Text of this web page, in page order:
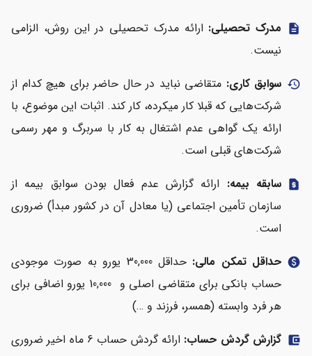
description مدرک تحصیلی: ارائه مدرک تحصیلی در این روش، الزامی
نیست.
history سوابق کاری: متقاضی نباید در حال حاضر برای هیچ کدام از
شرکت‌هایی که قبلا کار میکرده، کار کند. اثبات این موضوع، با
ارائه یک گواهی عدم اشتغال به کار با سربرگ و مهر رسمی
شرکت‌های قبلی است.
request_page سابقه بیمه: ارائه گزارش عدم فعال بودن سوابق بیمه از
سازمان تأمین اجتماعی (یا معادل آن در کشور مبدأ) ضروری
است.
paid حداقل تمکن مالی:
حداقل 30,000 یورو به صورت موجودی
حساب بانکی برای متقاضی اصلی و 10,000 یورو اضافی برای
هر فرد وابسته (همسر، فرزند و …)
account_balance_wallet گزارش گردش حساب:
ارائه گردش حساب 6 ماه اخیر ضروری